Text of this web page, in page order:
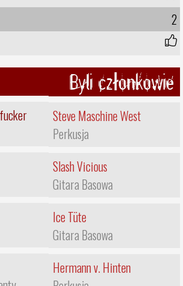
2
Byli członkowie
Steve Maschine West
Perkusja
Slash Vicious
Gitara Basowa
Ice Tüte
Gitara Basowa
Hermann v. Hinten